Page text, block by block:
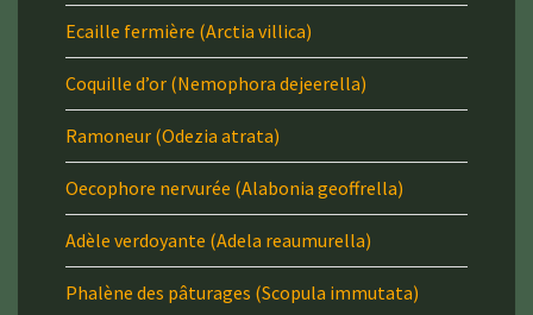
Ecaille fermière (Arctia villica)
Coquille d’or (Nemophora dejeerella)
Ramoneur (Odezia atrata)
Oecophore nervurée (Alabonia geoffrella)
Adèle verdoyante (Adela reaumurella)
Phalène des pâturages (Scopula immutata)